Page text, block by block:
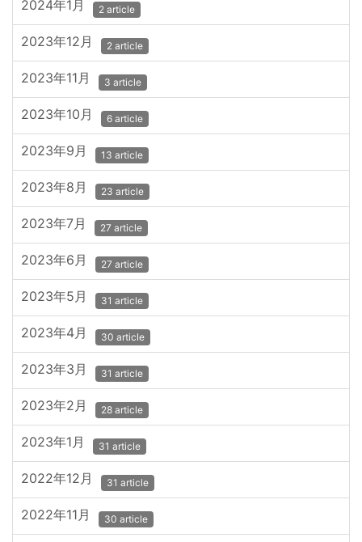
2024年1月 2 article
2023年12月 2 article
2023年11月 3 article
2023年10月 6 article
2023年9月 13 article
2023年8月 23 article
2023年7月 27 article
2023年6月 27 article
2023年5月 31 article
2023年4月 30 article
2023年3月 31 article
2023年2月 28 article
2023年1月 31 article
2022年12月 31 article
2022年11月 30 article